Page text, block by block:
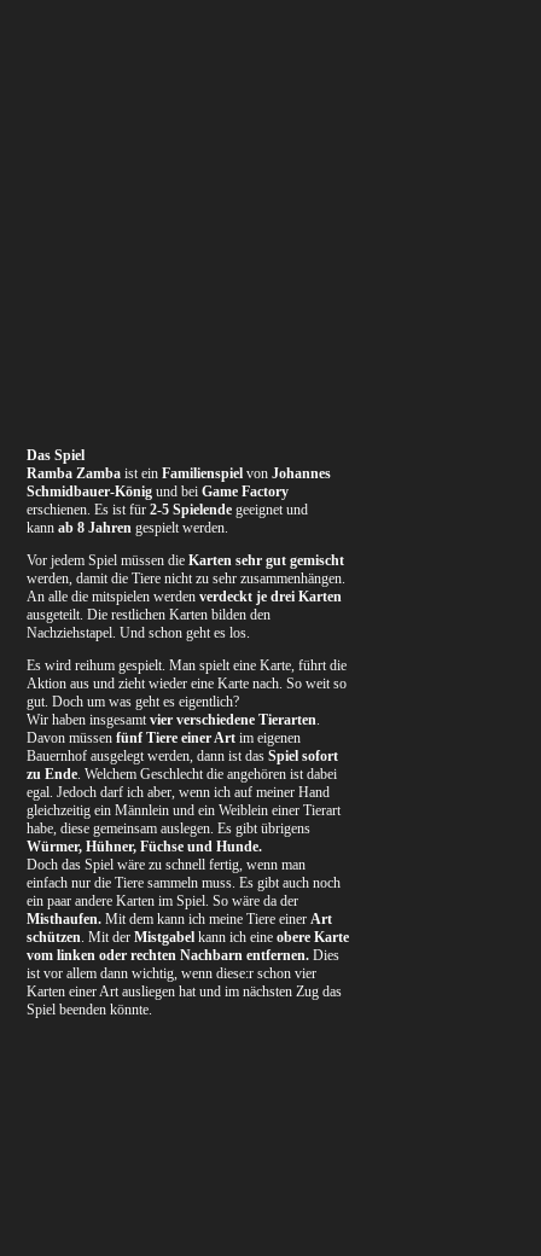
Das Spiel
Ramba Zamba ist einFamilienspiel vonJohannes
Schmidbauer-König und beiGame Factory
erschienen. Es ist für2-5 Spielende geeignet und
kannab 8 Jahren gespielt werden.
Vor jedem Spiel müssen dieKarten sehr gut gemischt
werden, damit die Tiere nicht zu sehr zusammenhängen.
An alle die mitspielen werdenverdeckt je drei Karten
ausgeteilt. Die restlichen Karten bilden den
Nachziehstapel. Und schon geht es los.
Es wird reihum gespielt. Man spielt eine Karte, führt die
Aktion aus und zieht wieder eine Karte nach. So weit so
gut. Doch um was geht es eigentlich?
Wir haben insgesamtvier verschiedene Tierarten.
Davon müssenfünf Tiere einer Art im eigenen
Bauernhof ausgelegt werden, dann ist dasSpiel sofort
zu Ende. Welchem Geschlecht die angehören ist dabei
egal. Jedoch darf ich aber, wenn ich auf meiner Hand
gleichzeitig ein Männlein und ein Weiblein einer Tierart
habe, diese gemeinsam auslegen. Es gibt übrigens
Würmer, Hühner, Füchse und Hunde.
Doch das Spiel wäre zu schnell fertig, wenn man
einfach nur die Tiere sammeln muss. Es gibt auch noch
ein paar andere Karten im Spiel. So wäre da der
Misthaufen. Mit dem kann ich meine Tiere einerArt
schützen. Mit der Mistgabel kann ich eineobere Karte
vom linken oder rechten Nachbarn entfernen. Dies
ist vor allem dann wichtig, wenn diese:r schon vier
Karten einer Art ausliegen hat und im nächsten Zug das
Spiel beenden könnte.